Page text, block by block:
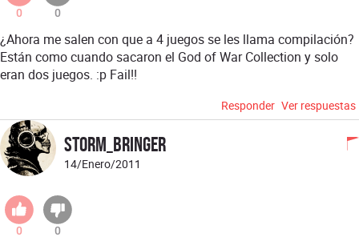
0 0
¿Ahora me salen con que a 4 juegos se les llama compilación?
Están como cuando sacaron el God of War Collection y solo
eran dos juegos. :p Fail!!
Responder Ver respuestas
Storm_Bringer
14/Enero/2011
0 0